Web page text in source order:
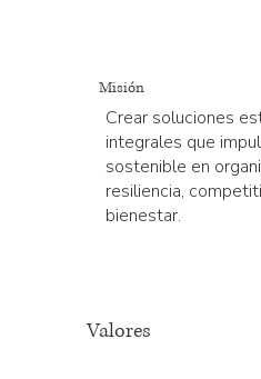
Misión
Crear soluciones
integrales que
sostenible en
resiliencia,
bienestar.
Valores